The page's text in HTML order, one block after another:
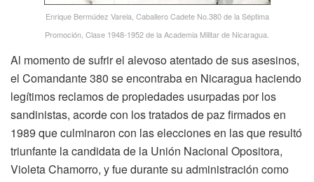
Enrique Bermúdez Varela, Caballero Cadete No.380 de la Séptima
Promoción, Clase 1948-1952 de la Academia Militar de Nicaragua.
Al momento de sufrir el alevoso atentado de sus asesinos,
el Comandante 380 se encontraba en Nicaragua haciendo
legítimos reclamos de propiedades usurpadas por los
sandinistas, acorde con los tratados de paz firmados en
1989 que culminaron con las elecciones en las que resultó
triunfante la candidata de la Unión Nacional Opositora,
Violeta Chamorro, y fue durante su administración como